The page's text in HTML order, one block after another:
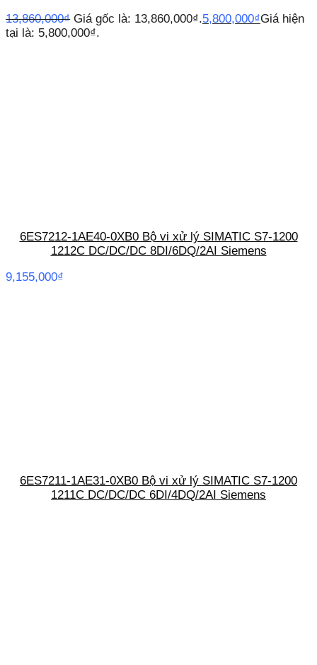
13,860,000₫ Giá gốc là: 13,860,000₫.5,800,000₫Giá hiện
tại là: 5,800,000₫.
6ES7212-1AE40-0XB0 Bộ vi xử lý SIMATIC S7-1200
1212C DC/DC/DC 8DI/6DQ/2AI Siemens
9,155,000₫
6ES7211-1AE31-0XB0 Bộ vi xử lý SIMATIC S7-1200
1211C DC/DC/DC 6DI/4DQ/2AI Siemens